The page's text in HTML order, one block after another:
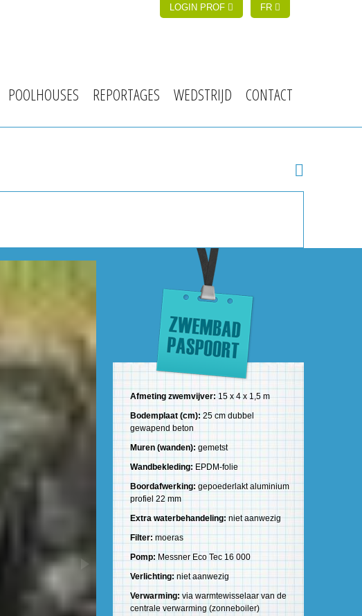
LOGIN PROF FR
POOLHOUSES REPORTAGES WEDSTRIJD CONTACT
Afmeting zwemvijver:15 x 4 x 1,5 m
Bodemplaat (cm):25 cm dubbel
gewapend beton
Muren (wanden): gemetst
Wandbekleding:EPDM-folie
Boordafwerking: gepoederlakt aluminium
profiel 22 mm
Extra waterbehandeling: niet aanwezig
Filter: moeras
Pomp: Messner Eco Tec 16 000
Verlichting:niet aanwezig
Verwarming:via warmtewisselaar van de
centrale verwarming (zonneboiler)